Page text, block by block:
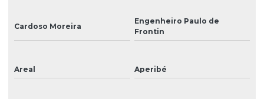
Tinta eco solvente para impressão
Tinta para impressão em adesivos
Cardoso Moreira
Engenheiro Paulo de
Frontin
Areal Aperibé